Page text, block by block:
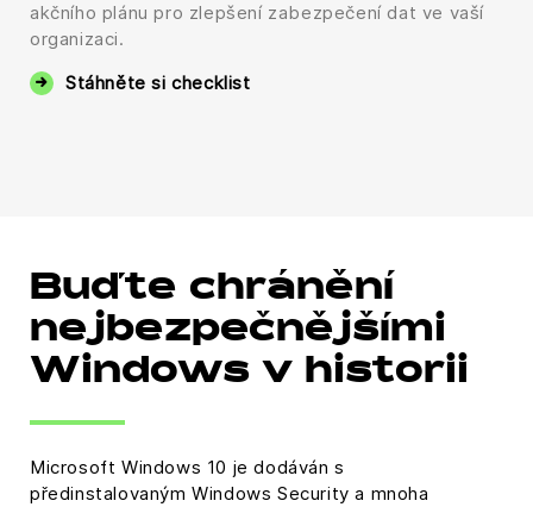
akčního plánu pro zlepšení zabezpečení dat ve vaší
organizaci.
Stáhněte si checklist
Buďte chránění
nejbezpečnějšími
Windows v historii
Microsoft Windows 10 je dodáván s
předinstalovaným Windows Security a mnoha